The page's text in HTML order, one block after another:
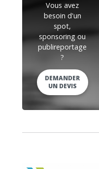
Vous avez
besoin d'un
spot,
sponsoring ou
publireportage
?
DEMANDER
UN DEVIS